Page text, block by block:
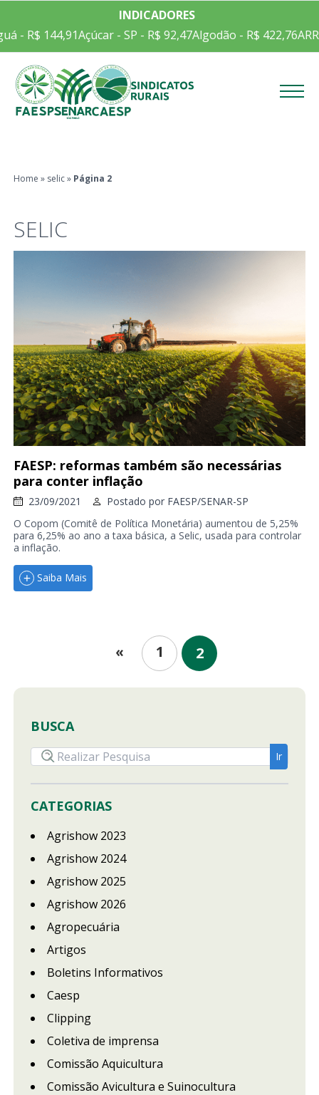
INDICADORES
- R$ 144,91Açúcar - SP - R$ 92,47Algodão - R$ 422,76
Home » selic» Página 2
SELIC
FAESP: reformas também são necessárias
para conter inflação
23/09/2021 Postado por FAESP/SENAR-SP
O Copom (Comitê de Política Monetária) aumentou de 5,25%
para 6,25% ao ano a taxa básica, a Selic, usada para controlar
a inflação.
Saiba Mais
« 1 2
BUSCA
CATEGORIAS
Agrishow 2023
Agrishow 2024
Agrishow 2025
Agrishow 2026
Agropecuária
Artigos
Boletins Informativos
Caesp
Clipping
Coletiva de imprensa
Comissão Aquicultura
Comissão Avicultura e Suinocultura